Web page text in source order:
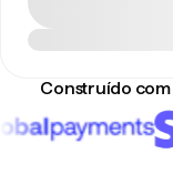
Construído